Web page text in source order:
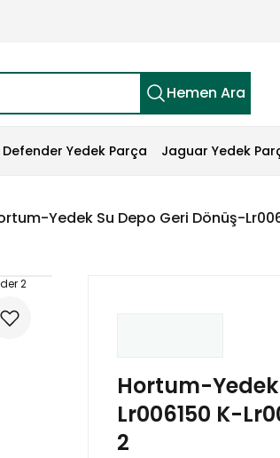
Hemen Ara
Defender Yedek Parça Jaguar Yedek
Yedek Su Depo Geri Dönüş-
Hortum-
Lr006150 K-
2